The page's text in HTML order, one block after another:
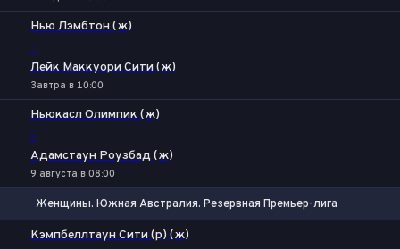
Нью Лэмбтон (ж)
-
Лейк Маккуори Сити (ж)
Завтра в 10:00
Ньюкасл Олимпик (ж)
-
Адамстаун Роузбад (ж)
9 августа в 08:00
Женщины. Южная Австралия. Резервная Премьер-лига
Кэмпбеллтаун Сити (р) (ж)